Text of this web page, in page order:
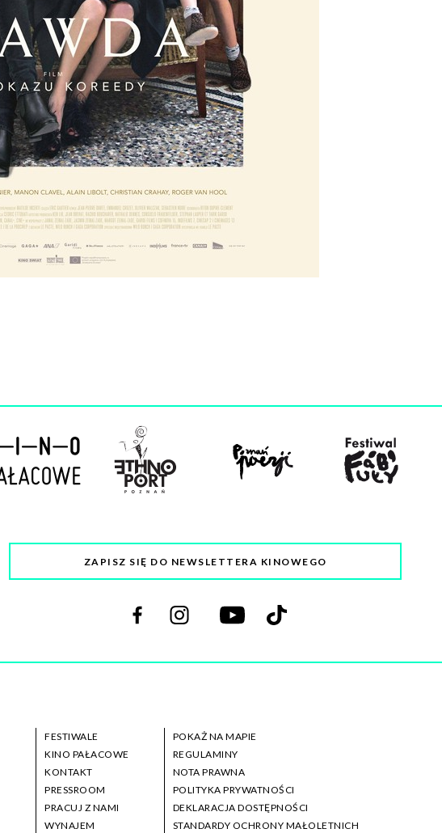
danych osobowych jest Centrum Kultury ZAMEK z siedzibą w Poznaniu.
am się z informacjami dotyczącymi przetwarzania danych osobowych, które są zawarte
prywatności.
WYŚLIJ
ZAPISZ SIĘ DO NEWSLETTERA KINOWEGO
Odwiedź
nas
Odwiedź
nas
Odwiedź
nas
Odwiedź
nas
FESTIWALE
KINO PAŁACOWE
KONTAKT
PRESSROOM
PRACUJ Z NAMI
WYNAJEM
POKAŻ NA MAPIE
REGULAMINY
NOTA PRAWNA
POLITYKA PRYWATNOŚCI
DEKLARACJA DOSTĘPNOŚCI
STANDARDY OCHRONY MAŁOLETNICH